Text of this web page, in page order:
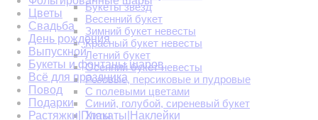
Букеты звёзд
Весенний букет
Зимний букет невесты
Красный букет невесты
Летний букет
Осенний букет невесты
Розовые, персиковые и пудровые
С полевыми цветами
Синий, голубой, сиреневый букет
Хиты
Цветы
Свадьба
День рождения
Выпускной
Букеты и фонтаны шаров
Всё для праздника
Повод
Подарки
Растяжки|Плакаты|Наклейки